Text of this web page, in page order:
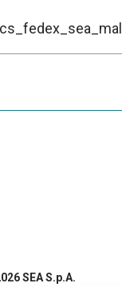
SEA S.p.A.